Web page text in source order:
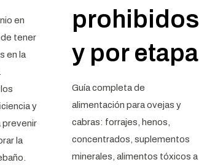
en
tener
en la
y
prevenir
la
prohibidos
y por etapa
Guía completa de
alimentación para ovejas y
cabras: forrajes, henos,
concentrados, suplementos
minerales, alimentos tóxicos a